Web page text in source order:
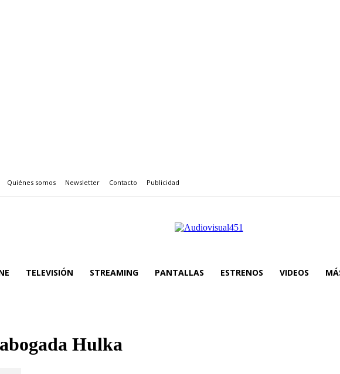
Quiénes somos Newsletter Contacto Publicidad
TELEVISIÓN STREAMING PANTALLAS ESTRENOS VIDEOS
Hulka